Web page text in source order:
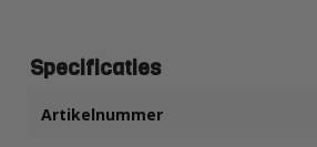
Specificaties
Artikelnummer